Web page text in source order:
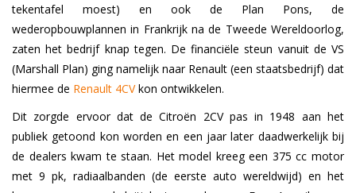
tekentafel moest) en ook de Plan Pons, de
wederopbouwplannen in Frankrijk na de Tweede Wereldoorlog,
zaten het bedrijf knap tegen. De financiële steun vanuit de VS
(Marshall Plan) ging namelijk naar Renault (een staatsbedrijf) dat
hiermee de Renault 4CVkon ontwikkelen.
Dit zorgde ervoor dat de Citroën 2CV pas in 1948 aan het
publiek getoond kon worden en een jaar later daadwerkelijk bij
de dealers kwam te staan. Het model kreeg een 375 cc motor
met 9 pk, radiaalbanden (de eerste auto wereldwijd) en het